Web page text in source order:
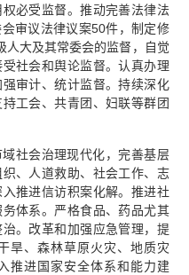
必受监督。推动完善法律法
审议法律议案50件，制定修
人大及其常委会的监督，自觉
社会和舆论监督。认真办理
审计、统计监督。持续深化
工会、共青团、妇联等群团
社会治理现代化，完善基层
、人道救助、社会工作、志
推进信访积案化解。推进社
体系。严格食品、药品尤其
。改革和加强应急管理，提
旱、森林草原火灾、地质灾
推进国家安全体系和能力建